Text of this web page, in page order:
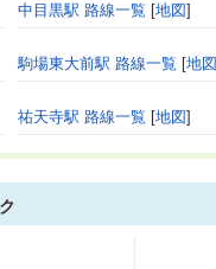
中目黒駅 路線一覧 [地図]
駒場東大前駅 路線一覧 [地図
祐天寺駅 路線一覧 [地図]